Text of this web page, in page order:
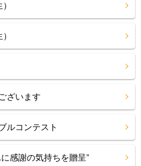
ざいます
ルコンテスト
感謝の気持ちを贈呈”